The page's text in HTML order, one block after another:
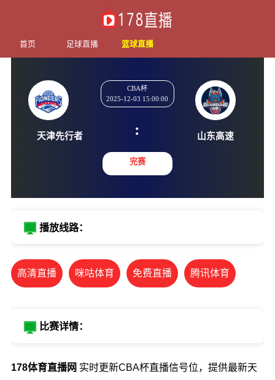
首页 足球直播 篮球直播
CBA杯
2025-12-03 15:00:00
:
完赛
播放线路：
高清直播 咪咕体育 免费直播 腾讯体育
比赛详情：
178体育直播网 实时更新CBA杯直播信号位，提供最新天